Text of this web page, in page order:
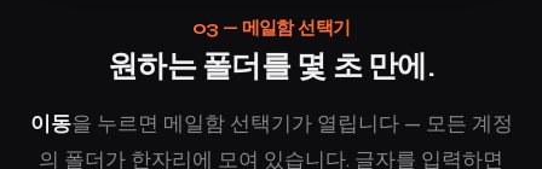
03 — 메일함 선택기
원하는 폴더를 몇 초 만에.
이동을 누르면 메일함 선택기가 열립니다 — 모든 계정
의 폴더가 한자리에 모여 있습니다. 글자를 입력하면